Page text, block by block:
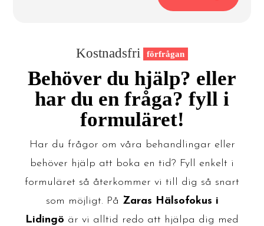
Kostnadsfri förfrågan
Behöver du hjälp? eller
har du en fråga? fyll i
formuläret!
Har du frågor om våra behandlingar eller
behöver hjälp att boka en tid? Fyll enkelt i
formuläret så återkommer vi till dig så snart
som möjligt. På Zaras Hälsofokus i
Lidingö är vi alltid redo att hjälpa dig med